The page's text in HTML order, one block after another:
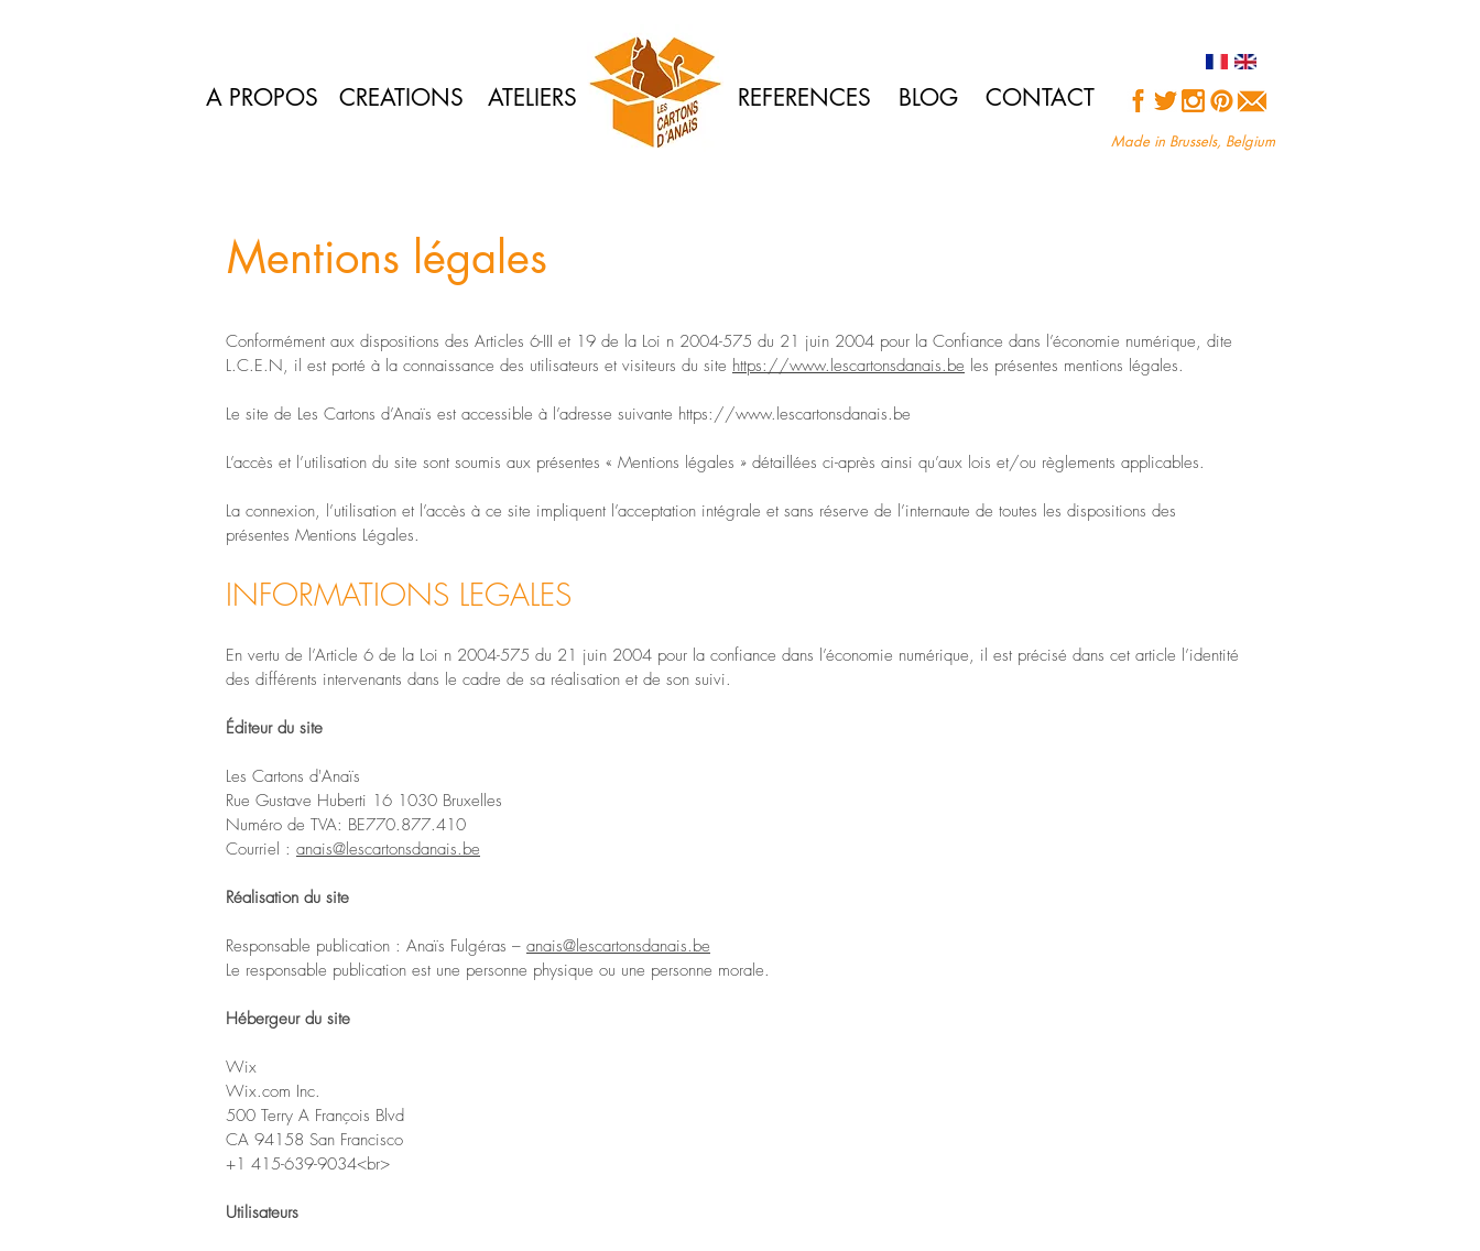
Made in Brussels, Belgium
A PROPOS CREATIONS ATELIERS REFERENCES BLOG CONTACT
Mentions légales
Conformément aux dispositions des Articles 6-III et 19 de la Loi n 2004-575 du 21 juin 2004 pour la Confiance dans l’économie numérique, dite
L.C.E.N, il est porté à la connaissance des utilisateurs et visiteurs du site https://www.lescartonsdanais.be les présentes mentions légales.
Le site de Les Cartons d’Anaïs est accessible à l’adresse suivante https://www.lescartonsdanais.be
L’accès et l’utilisation du site sont soumis aux présentes « Mentions légales » détaillées ci-après ainsi qu’aux lois et/ou règlements applicables.
La connexion, l’utilisation et l’accès à ce site impliquent l’acceptation intégrale et sans réserve de l’internaute de toutes les dispositions des
présentes Mentions Légales.
INFORMATIONS LEGALES
En vertu de l’Article 6 de la Loi n 2004-575 du 21 juin 2004 pour la confiance dans l’économie numérique, il est précisé dans cet article l’identité
des différents intervenants dans le cadre de sa réalisation et de son suivi.
Éditeur du site
Les Cartons d'Anaïs
Rue Gustave Huberti 16 1030 Bruxelles
Numéro de TVA: BE770.877.410
Courriel : anais@lescartonsdanais.be
Réalisation du site
Responsable publication : Anaïs Fulgéras – anais@lescartonsdanais.be
Le responsable publication est une personne physique ou une personne morale.
Hébergeur du site
Wix
Wix.com Inc.
500 Terry A François Blvd
CA 94158 San Francisco
+1 415-639-9034<br>
Utilisateurs